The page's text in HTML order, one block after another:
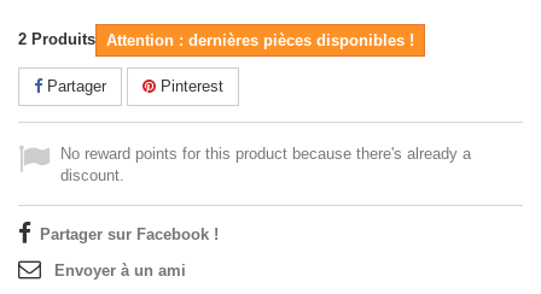
2 Produits Attention : dernières pièces disponibles !
Partager Pinterest
No reward points for this product because there's already a
discount.
Partager sur Facebook !
Envoyer à un ami